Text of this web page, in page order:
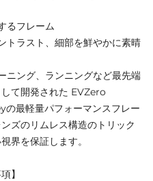
るフレーム
トラスト、細部を鮮やかに素晴
ニング、ランニングなど最先端
て開発された EVZero
最軽量パフォーマンスフレー
ズのリムレス構造のトリック
界を保証します。
】